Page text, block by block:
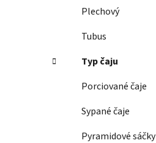
Plechový
Tubus
Typ čaju
Porciované čaje
Sypané čaje
Pyramidové sáčky